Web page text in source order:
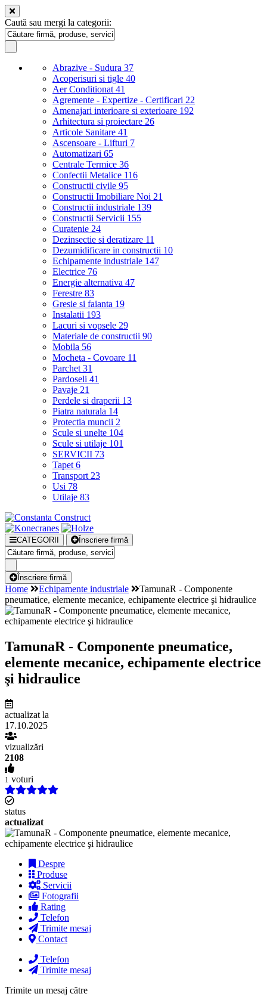
Caută sau mergi la categorii:
Abrazive - Sudura 37
Acoperisuri si tigle 40
Aer Conditionat 41
Agremente - Expertize - Certificari 22
Amenajari interioare si exterioare 192
Arhitectura si proiectare 26
Articole Sanitare 41
Ascensoare - Lifturi 7
Automatizari 65
Centrale Termice 36
Confectii Metalice 116
Constructii civile 95
Constructii Imobiliare Noi 21
Constructii industriale 139
Constructii Servicii 155
Curatenie 24
Dezinsectie si deratizare 11
Dezumidificare in constructii 10
Echipamente industriale 147
Electrice 76
Energie alternativa 47
Ferestre 83
Gresie si faianta 19
Instalatii 193
Lacuri si vopsele 29
Materiale de constructii 90
Mobila 56
Mocheta - Covoare 11
Parchet 31
Pardoseli 41
Pavaje 21
Perdele si draperii 13
Piatra naturala 14
Protectia muncii 2
Scule si unelte 104
Scule si utilaje 101
SERVICII 73
Tapet 6
Transport 23
Usi 78
Utilaje 83
CATEGORII Înscriere firmă
Înscriere firmă
Home Echipamente industriale
TamunaR - Componente
pneumatice, elemente mecanice, echipamente electrice şi hidraulice
TamunaR - Componente pneumatice,
elemente mecanice, echipamente electrice
şi hidraulice
actualizat la
17.10.2025
vizualizări
2108
1 voturi
status
actualizat
Despre
Produse
Servicii
Fotografii
Rating
Telefon
Trimite mesaj
Contact
Telefon
Trimite mesaj
Trimite un mesaj către